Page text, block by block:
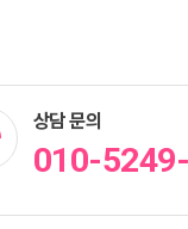
상담 문의
010-